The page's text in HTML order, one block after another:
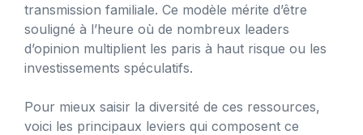
transmission familiale. Ce modèle mérite d’être
souligné à l’heure où de nombreux leaders
d’opinion multiplient les paris à haut risque ou les
investissements spéculatifs.
Pour mieux saisir la diversité de ces ressources,
voici les principaux leviers qui composent ce